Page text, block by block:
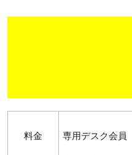
料金 専用デスク会